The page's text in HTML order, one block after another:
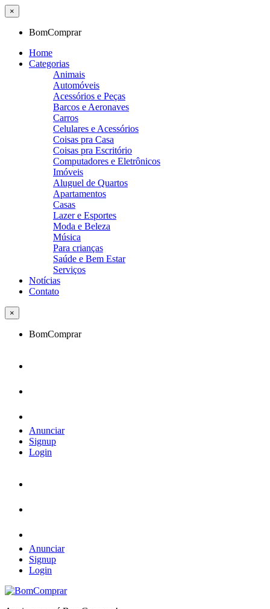
×
BomComprar
Home
Categorias
Animais
Automóveis
Acessórios e Peças
Barcos e Aeronaves
Carros
Celulares e Acessórios
Coisas pra Casa
Coisas pra Escritório
Computadores e Eletrônicos
Imóveis
Aluguel de Quartos
Apartamentos
Casas
Lazer e Esportes
Moda e Beleza
Música
Para crianças
Saúde e Bem Estar
Serviços
Notícias
Contato
×
BomComprar
Anunciar
Signup
Login
Anunciar
Signup
Login
BomComprar